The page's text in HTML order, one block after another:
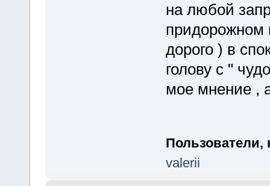
на любой
придорожном
дорого ) в
голову с "
мое мнение ,
Пользователи,
valerii